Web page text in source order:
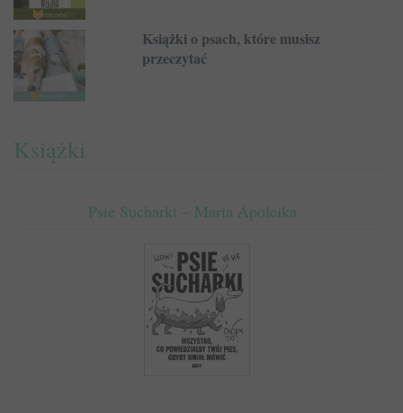
Książki o psach, które musisz
przeczytać
Książki
Psie Sucharki – Maria Apoleika